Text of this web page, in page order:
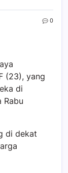
0
(23), yang
di
Rabu
di dekat